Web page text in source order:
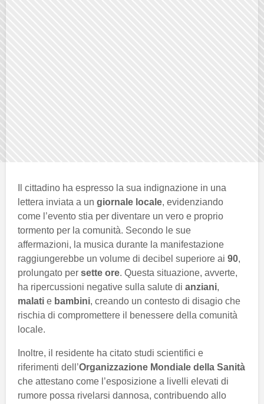
Il cittadino ha espresso la sua indignazione in una
lettera inviata a un giornale locale, evidenziando
come l’evento stia per diventare un vero e proprio
tormento per la comunità. Secondo le sue
affermazioni, la musica durante la manifestazione
raggiungerebbe un volume di decibel superiore ai 90,
prolungato per sette ore. Questa situazione, avverte,
ha ripercussioni negative sulla salute di anziani,
malati e bambini, creando un contesto di disagio che
rischia di compromettere il benessere della comunità
locale.
Inoltre, il residente ha citato studi scientifici e
riferimenti dell’Organizzazione Mondiale della Sanità
che attestano come l’esposizione a livelli elevati di
rumore possa rivelarsi dannosa, contribuendo allo